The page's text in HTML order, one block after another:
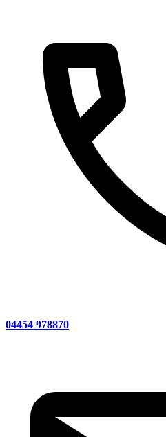
04454 978870